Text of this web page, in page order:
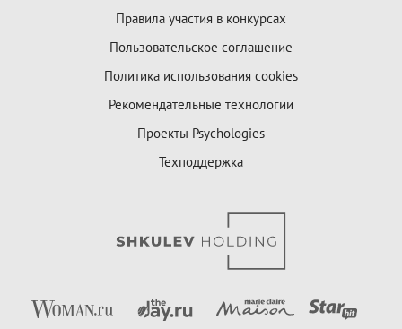
Правила участия в конкурсах
Пользовательское соглашение
Политика использования cookies
Рекомендательные технологии
Проекты Psychologies
Техподдержка